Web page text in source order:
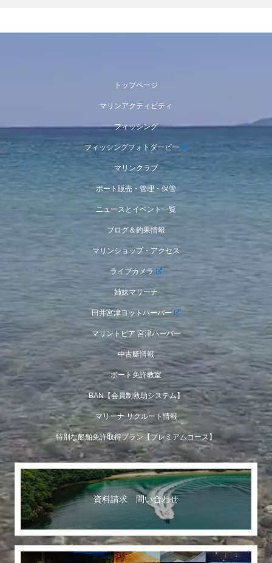
トップページ
マリンアクティビティ
フィッシング
フィッシングフォトダービー
マリンクラブ
ボート販売・管理・保管
ニュースとイベント一覧
ブログ＆釣果情報
マリンショップ・アクセス
ライブカメラ
姉妹マリーナ
田井宮津ヨットハーバー
マリントピア 宮津ハーバー
中古艇情報
ボート免許教室
BAN【会員制救助システム】
マリーナ リクルート情報
特別な船舶免許取得プラン【プレミアムコース】
資料請求 問い合わせ